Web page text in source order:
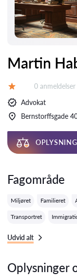
Martin
Anmeldelser:
0 anmeldelser
Advokat
Bernstorffsgade
Fagområde
Miljøret Familieret
Transportret
Udvid alt
Oplysninger